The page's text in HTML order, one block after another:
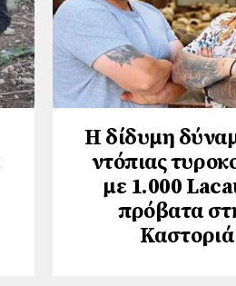
Η δίδυμη
ντόπιας
με 1.000
πρόβατα
Καστοριά